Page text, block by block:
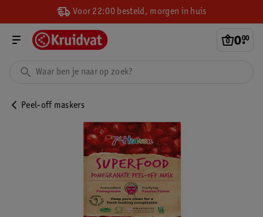
Voor 22:00 besteld, morgen in huis
0.
00
Peel-off maskers